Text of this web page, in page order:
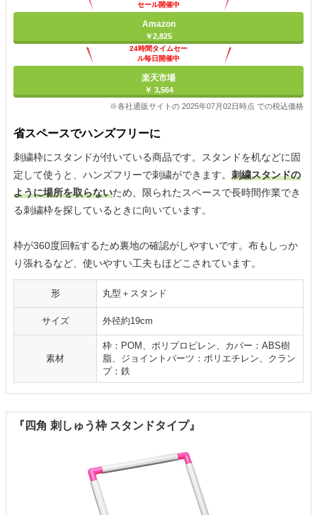
セール開催中
Amazon
￥2,825
24時間タイムセー
ル毎日開催中
楽天市場
￥ 3,564
※各社通販サイトの 2025年07月02日時点 での税込価格
省スペースでハンズフリーに
刺繍枠にスタンドが付いている商品です。スタンドを机などに固
定して使うと、ハンズフリーで刺繍ができます。 刺繍スタンドの
ように場所を取らないため、限られたスペースで長時間作業でき
る刺繍枠を探しているときに向いています。
枠が360度回転するため裏地の確認がしやすいです。布もしっか
り張れるなど、使いやすい工夫もほどこされています。
形 丸型＋スタンド
サイズ 外径約19cm
素材
枠：POM、ポリプロピレン、カバー：ABS樹
脂、ジョイントパーツ：ポリエチレン、クラン
プ：鉄
『四角 刺しゅう枠 スタンドタイプ』